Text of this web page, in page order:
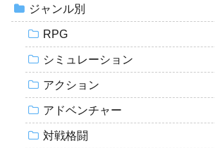
ジャンル別
RPG
シミュレーション
アクション
アドベンチャー
対戦格闘